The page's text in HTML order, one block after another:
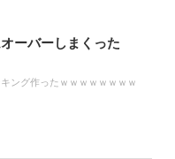
ーバーしまくった
ング作ったｗｗｗｗｗｗｗｗ